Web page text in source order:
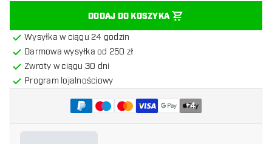
DODAJ DO KOSZYKA
Wysyłka w ciągu 24 godzin
Darmowa wysyłka od 250 zł
Zwroty w ciągu 30 dni
Program lojalnościowy
+4